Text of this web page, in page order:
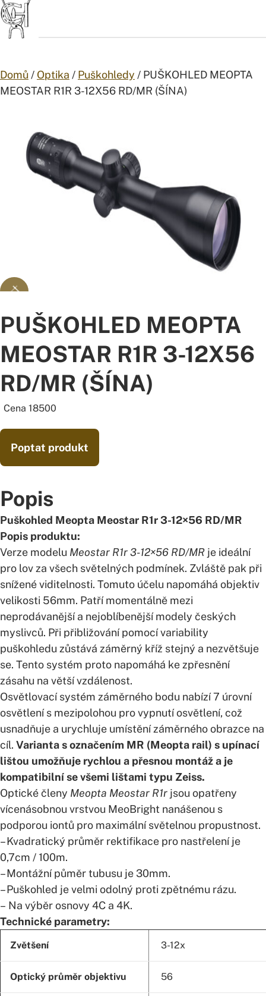
Přejít na obsah
Domů / Optika / Puškohledy / PUŠKOHLED MEOPTA
MEOSTAR R1R 3-12X56 RD/MR (ŠÍNA)
PUŠKOHLED MEOPTA
MEOSTAR R1R 3-12X56
RD/MR (ŠÍNA)
Cena 18500
Poptat produkt
Popis
Puškohled Meopta Meostar R1r 3-12×56 RD/MR
Popis produktu:
Verze modelu Meostar R1r 3-12×56 RD/MR je ideální
pro lov za všech světelných podmínek. Zvláště pak při
snížené viditelnosti. Tomuto účelu napomáhá objektiv
velikosti 56mm. Patří momentálně mezi
neprodávanější a nejoblíbenější modely českých
myslivců. Při přibližování pomocí variability
puškohledu zůstává záměrný kříž stejný a nezvětšuje
se. Tento systém proto napomáhá ke zpřesnění
zásahu na větší vzdálenost.
Osvětlovací systém záměrného bodu nabízí 7 úrovní
osvětlení s mezipolohou pro vypnutí osvětlení, což
usnadňuje a urychluje umístění záměrného obrazce na
cíl. Varianta s označením MR (Meopta rail) s upínací
lištou umožňuje rychlou a přesnou montáž a je
kompatibilní se všemi lištami typu Zeiss.
Optické členy Meopta Meostar R1r jsou opatřeny
vícenásobnou vrstvou MeoBright nanášenou s
podporou iontů pro maximální světelnou propustnost.
– Kvadratický průměr rektifikace pro nastřelení je
0,7cm / 100m.
– Montážní půměr tubusu je 30mm.
– Puškohled je velmi odolný proti zpětnému rázu.
– Na výběr osnovy 4C a 4K.
Technické parametry:
Zvětšení 3-12x
Optický průměr objektivu 56